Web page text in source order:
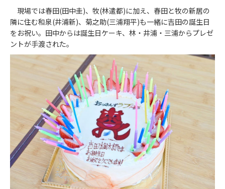
現場では春田(田中圭)、牧(林遣都)に加え、春田と牧の新居の
隣に住む和泉(井浦新)、菊之助(三浦翔平)も一緒に吉田の誕生日
をお祝い。田中からは誕生日ケーキ、林・井浦・三浦からプレゼ
ントが手渡された。